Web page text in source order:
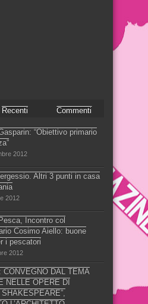
Recenti Commenti
“Obiettivo primario
2012
Altri 3 punti in casa
2012
Incontro col
Cosimo Aiello: buone
i pescatori
2012
CONVEGNO DAL TEMA
NELLE OPERE DI